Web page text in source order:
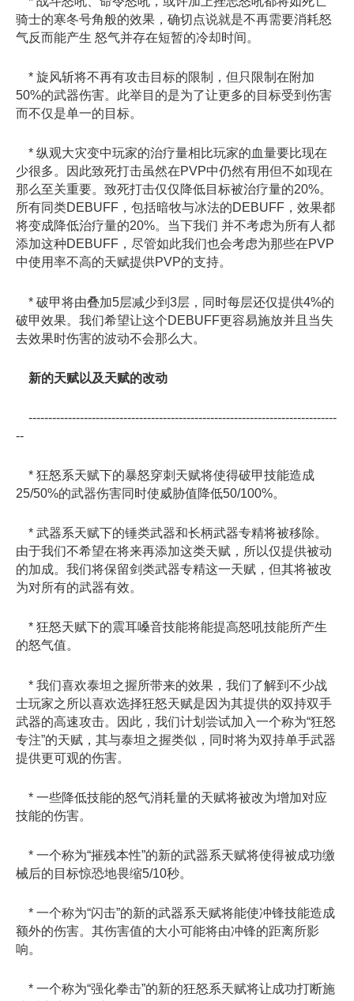
骑士的寒冬号角般的效果，确切点说就是不再需要消耗怒
气反而能产生 怒气并存在短暂的冷却时间。
* 旋风斩将不再有攻击目标的限制，但只限制在附加
50%的武器伤害。此举目的是为了让更多的目标受到伤害
而不仅是单一的目标。
* 纵观大灾变中玩家的治疗量相比玩家的血量要比现在
少很多。因此致死打击虽然在PVP中仍然有用但不如现在
那么至关重要。致死打击仅仅降低目标被治疗量的20%。
所有同类DEBUFF，包括暗牧与冰法的DEBUFF，效果都
将变成降低治疗量的20%。当下我们 并不考虑为所有人都
添加这种DEBUFF，尽管如此我们也会考虑为那些在PVP
中使用率不高的天赋提供PVP的支持。
* 破甲将由叠加5层减少到3层，同时每层还仅提供4%的
破甲效果。我们希望让这个DEBUFF更容易施放并且当失
去效果时伤害的波动不会那么大。
新的天赋以及天赋的改动
------------------------------------------------------------------------------
--
* 狂怒系天赋下的暴怒穿刺天赋将使得破甲技能造成
25/50%的武器伤害同时使威胁值降低50/100%。
* 武器系天赋下的锤类武器和长柄武器专精将被移除。
由于我们不希望在将来再添加这类天赋，所以仅提供被动
的加成。我们将保留剑类武器专精这一天赋，但其将被改
为对所有的武器有效。
* 狂怒天赋下的震耳嗓音技能将能提高怒吼技能所产生
的怒气值。
* 我们喜欢泰坦之握所带来的效果，我们了解到不少战
士玩家之所以喜欢选择狂怒天赋是因为其提供的双持双手
武器的高速攻击。因此，我们计划尝试加入一个称为“狂怒
专注”的天赋，其与泰坦之握类似，同时将为双持单手武器
提供更可观的伤害。
* 一些降低技能的怒气消耗量的天赋将被改为增加对应
技能的伤害。
* 一个称为“摧残本性”的新的武器系天赋将使得被成功缴
械后的目标惊恐地畏缩5/10秒。
* 一个称为“闪击”的新的武器系天赋将能使冲锋技能造成
额外的伤害。其伤害值的大小可能将由冲锋的距离所影
响。
* 一个称为“强化拳击”的新的狂怒系天赋将让成功打断施